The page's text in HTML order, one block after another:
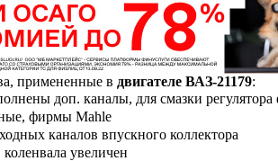
примененные в двигателе ВАЗ-21179:
доп. каналы, для смазки регулятора
фирмы Mahle
каналов впускного коллектора
увеличен